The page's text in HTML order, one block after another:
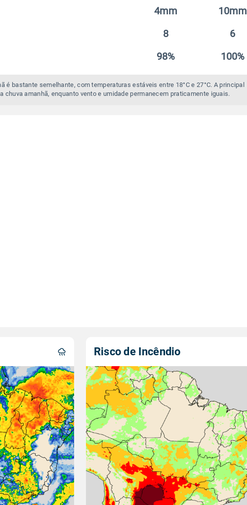
4mm 10mm
8 6
98% 100%
é bastante semelhante, com temperaturas estáveis entre 18°C e 27°C. A principal
chuva amanhã, enquanto vento e umidade permanecem praticamente iguais.
Risco de Incêndio